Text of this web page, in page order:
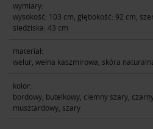
wymiary:
wysokość: 103 cm, głębokość: 92 cm,
siedziska: 43 cm
materiał:
welur, wełna kaszmirowa, skóra
kolor:
bordowy, butelkowy, ciemny szary,
musztardowy, szary